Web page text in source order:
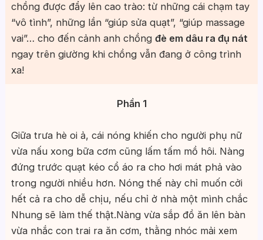
chồng được đẩy lên cao trào: từ những cái chạm tay
“vô tình”, những lần “giúp sửa quạt”, “giúp massage
vai”… cho đến cảnh anh chồng đè em dâu ra đụ nát
ngay trên giường khi chồng vẫn đang ở công trình
xa!
Phần 1
Giữa trưa hè oi ả, cái nóng khiến cho người phụ nữ
vừa nấu xong bữa cơm cũng lấm tấm mồ hôi. Nàng
đứng trước quạt kéo cổ áo ra cho hơi mát phả vào
trong người nhiều hơn. Nóng thế này chỉ muốn cởi
hết cả ra cho dễ chịu, nếu chỉ ở nhà một mình chắc
Nhung sẽ làm thế thật.Nàng vừa sắp đồ ăn lên bàn
vừa nhắc con trai ra ăn cơm, thằng nhóc mải xem